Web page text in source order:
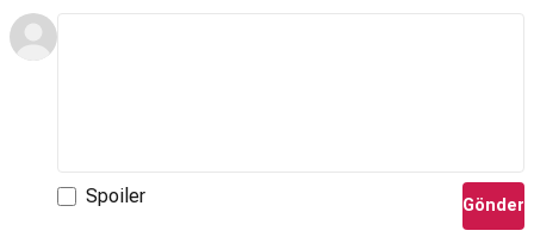
Spoiler Gönder